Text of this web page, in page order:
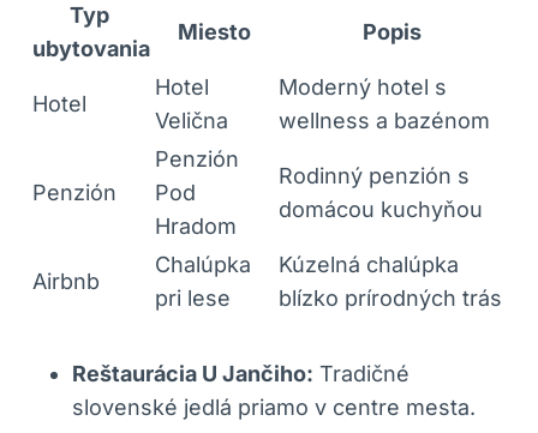
Typ ​
ubytovania
Miesto Popis
Hotel
Hotel
Velična
Moderný hotel ⁣s
wellness a ⁣bazénom
Penzión
Penzión
Pod
⁤Hradom
Rodinný penzión s
domácou⁢ kuchyňou
Airbnb
Chalúpka
pri ⁤lese
Kúzelná chalúpka
⁤blízko prírodných trás
Reštaurácia U Jančiho: Tradičné⁤
slovenské ⁢jedlá⁤ priamo v centre​ mesta.